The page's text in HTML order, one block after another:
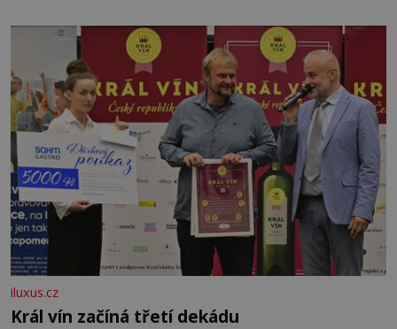
iluxus.cz
Král vín začíná třetí dekádu